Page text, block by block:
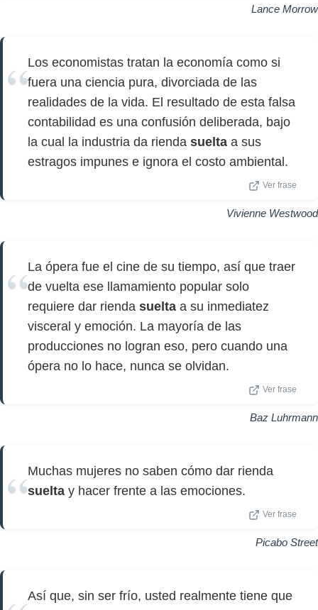
Lance Morrow
Los economistas tratan la economía como si
fuera una ciencia pura, divorciada de las
realidades de la vida. El resultado de esta falsa
contabilidad es una confusión deliberada, bajo
la cual la industria da rienda suelta a sus
estragos impunes e ignora el costo ambiental.
Ver frase
Vivienne Westwood
La ópera fue el cine de su tiempo, así que traer
de vuelta ese llamamiento popular solo
requiere dar rienda suelta a su inmediatez
visceral y emoción. La mayoría de las
producciones no logran eso, pero cuando una
ópera no lo hace, nunca se olvidan.
Ver frase
Baz Luhrmann
Muchas mujeres no saben cómo dar rienda
suelta y hacer frente a las emociones.
Ver frase
Picabo Street
Así que, sin ser frío, usted realmente tiene que